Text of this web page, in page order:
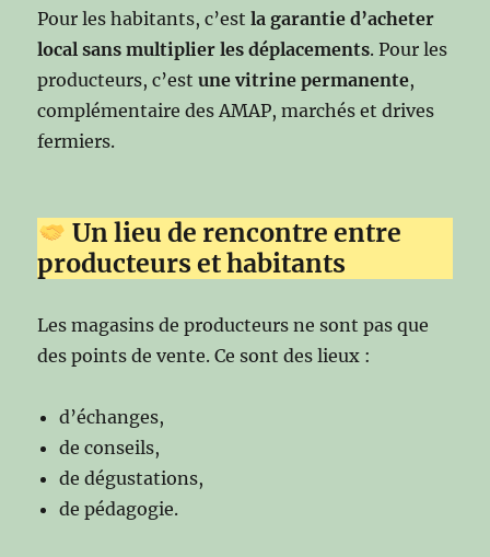
Pour les habitants, c’estla garantie d’acheter
local sans multiplier les déplacements. Pour les
producteurs, c’estune vitrine permanente,
complémentaire des AMAP, marchés et drives
fermiers.
Un lieu de rencontre entre
producteurs et habitants
Les magasins de producteurs ne sont pas que
des points de vente. Ce sont des lieux :
d’échanges,
de conseils,
de dégustations,
de pédagogie.